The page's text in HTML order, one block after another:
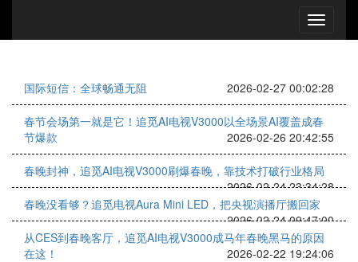
国际短信：全球畅通无阻 2026-02-27 00:02:28
春节会场第一就是它！追觅AI电视V3000以全场景AI覆盖成春
节爆款
2026-02-26 20:42:55
春晚封神，追觅AI电视V3000刷爆春晚，靠技术打破行业格局
2026-02-24 23:34:28
春晚没看够？追觅电视Aura Mini LED，把央视演播厅搬回家
2026-02-24 09:47:00
从CES到春晚客厅，追觅AI电视V3000成马年春晚黑马的原因
在这！
2026-02-22 19:24:06